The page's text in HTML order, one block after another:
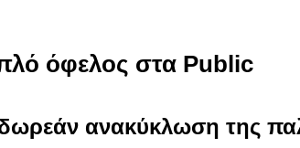
όφελος στα Public
ανακύκλωση της